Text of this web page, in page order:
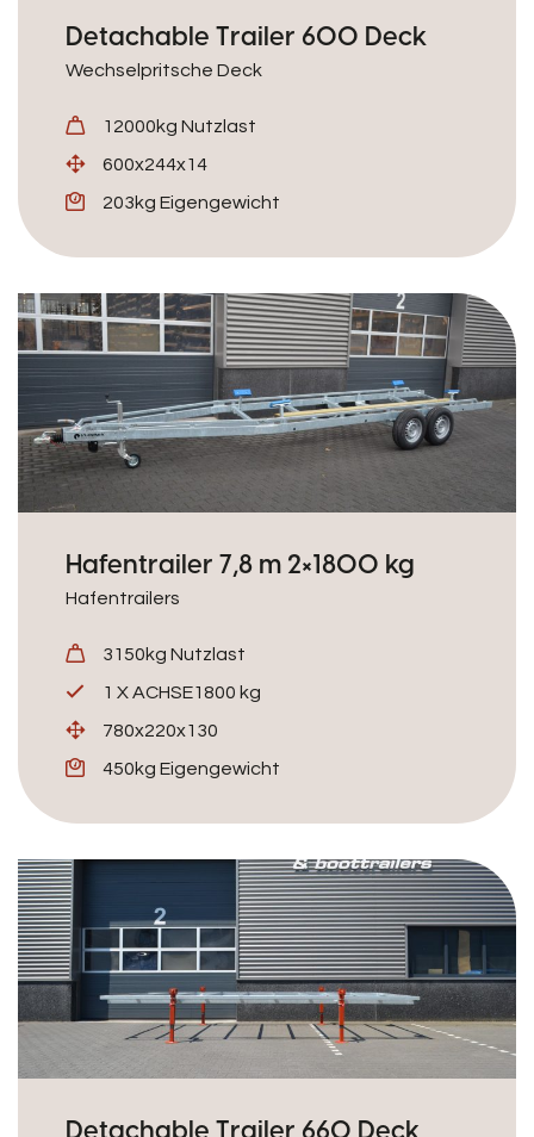
Detachable Trailer 600 Deck
Wechselpritsche Deck
12000kg Nutzlast
600x244x14
203kg Eigengewicht
Hafentrailer 7,8 m 2×1800 kg
Hafentrailers
3150kg Nutzlast
1 X ACHSE1800 kg
780x220x130
450kg Eigengewicht
Detachable Trailer 660 Deck